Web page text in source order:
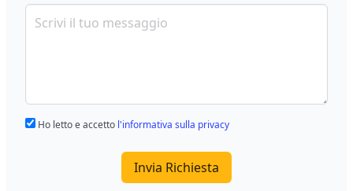
Ho letto e accetto l'informativa sulla privacy
Invia Richiesta